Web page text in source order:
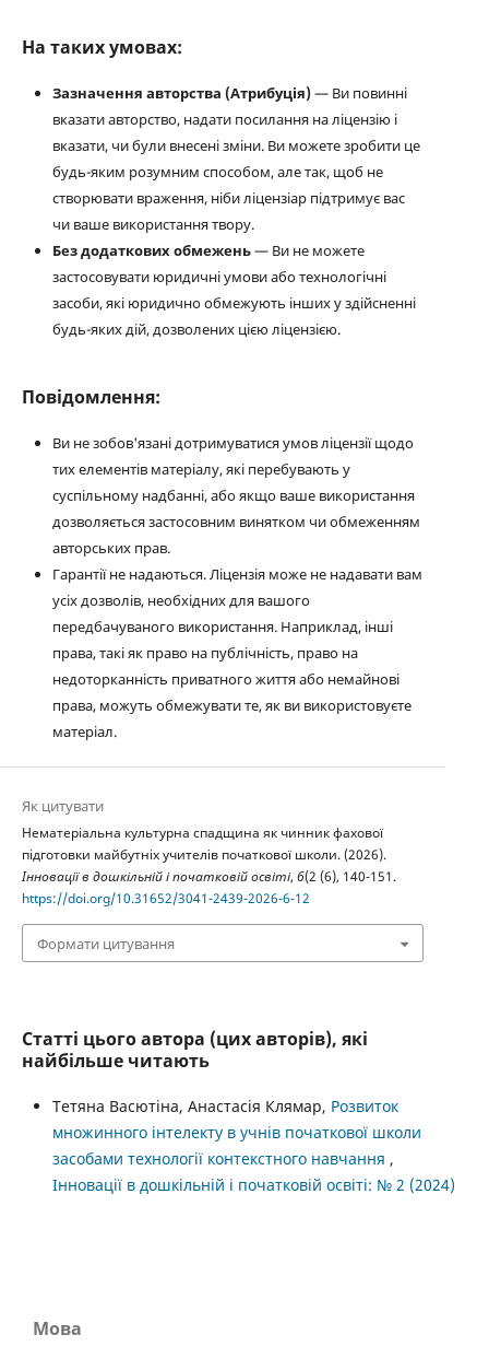
На таких умовах:
Зазначення авторства (Атрибуція)— Ви повинні
вказати авторство, надати посилання на ліцензію і
вказати, чи були внесені зміни. Ви можете зробити це
будь-яким розумним способом, але так, щоб не
створювати враження, ніби ліцензіар підтримує вас
чи ваше використання твору.
Без додаткових обмежень— Ви не можете
застосовувати юридичні умови або технологічні
засоби, які юридично обмежують інших у здійсненні
будь-яких дій, дозволених цією ліцензією.
Повідомлення:
Ви не зобов'язані дотримуватися умов ліцензії щодо
тих елементів матеріалу, які перебувають у
суспільному надбанні, або якщо ваше використання
дозволяється застосовним винятком чи обмеженням
авторських прав.
Гарантії не надаються. Ліцензія може не надавати вам
усіх дозволів, необхідних для вашого
передбачуваного використання. Наприклад, інші
права, такі як право на публічність, право на
недоторканність приватного життя або немайнові
права, можуть обмежувати те, як ви використовуєте
матеріал.
Як цитувати
Нематеріальна культурна спадщина як чинник фахової
підготовки майбутніх учителів початкової школи. (2026).
Інновації в дошкільній і початковій освіті, 6(2 (6), 140-151.
https://doi.org/10.31652/3041-2439-2026-6-12
Формати цитування
Статті цього автора (цих авторів), які
найбільше читають
Тетяна Васютіна, Анастасія Клямар, Розвиток
множинного інтелекту в учнів початкової школи
засобами технології контекстного навчання ,
Інновації в дошкільній і початковій освіті: № 2 (2024)
Мова